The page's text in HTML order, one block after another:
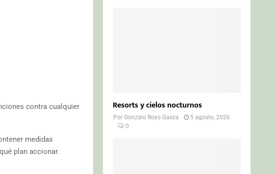
contra cualquier
medidas
plan accionar.
Resorts y cielos nocturnos
PorGonzalo Royo Gasca
5 agosto, 2026
0